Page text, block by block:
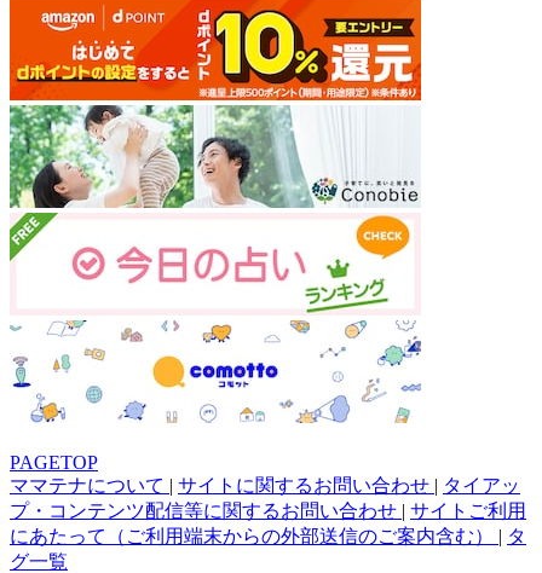
PAGETOP
ママテナについて | サイトに関するお問い合わせ | タイアッ
プ・コンテンツ配信等に関するお問い合わせ | サイトご利用
にあたって（ご利用端末からの外部送信のご案内含む） | タ
グ一覧